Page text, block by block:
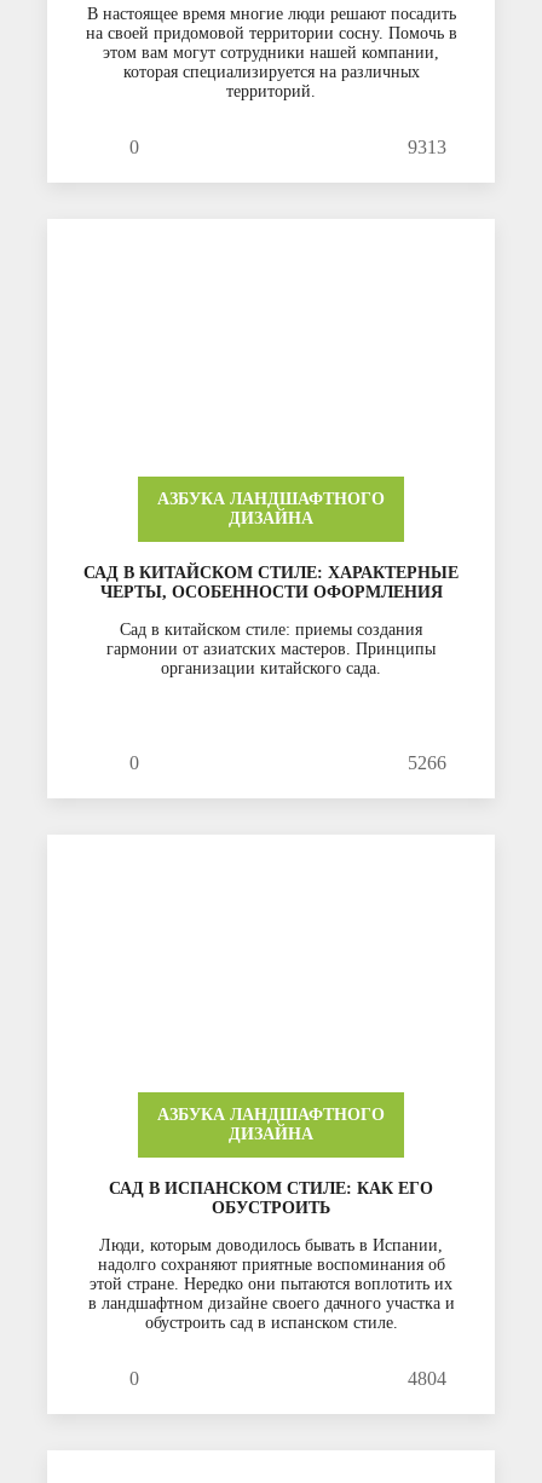
В настоящее время многие люди решают посадить
на своей придомовой территории сосну. Помочь в
этом вам могут сотрудники нашей компании,
которая специализируется на различных
территорий.
0 9313
АЗБУКА ЛАНДШАФТНОГО
ДИЗАЙНА
САД В КИТАЙСКОМ СТИЛЕ: ХАРАКТЕРНЫЕ
ЧЕРТЫ, ОСОБЕННОСТИ ОФОРМЛЕНИЯ
Сад в китайском стиле: приемы создания
гармонии от азиатских мастеров. Принципы
организации китайского сада.
0 5266
АЗБУКА ЛАНДШАФТНОГО
ДИЗАЙНА
САД В ИСПАНСКОМ СТИЛЕ: КАК ЕГО
ОБУСТРОИТЬ
Люди, которым доводилось бывать в Испании,
надолго сохраняют приятные воспоминания об
этой стране. Нередко они пытаются воплотить их
в ландшафтном дизайне своего дачного участка и
обустроить сад в испанском стиле.
0 4804